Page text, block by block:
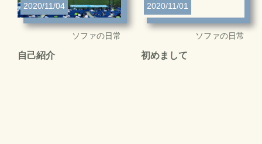
2020/11/04
ソファの日常
自己紹介
2020/11/01
ソファの日常
初めまして